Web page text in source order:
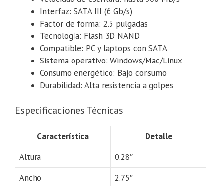
Interfaz: SATA III (6 Gb/s)
Factor de forma: 2.5 pulgadas
Tecnología: Flash 3D NAND
Compatible: PC y laptops con SATA
Sistema operativo: Windows/Mac/Linux
Consumo energético: Bajo consumo
Durabilidad: Alta resistencia a golpes
Especificaciones Técnicas
Característica
Detalle
Altura
0.28″
Ancho
2.75″